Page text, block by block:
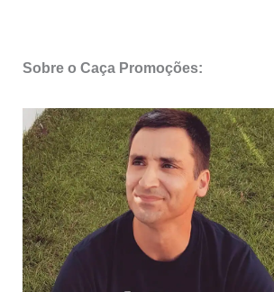
Sobre o Caça Promoções: